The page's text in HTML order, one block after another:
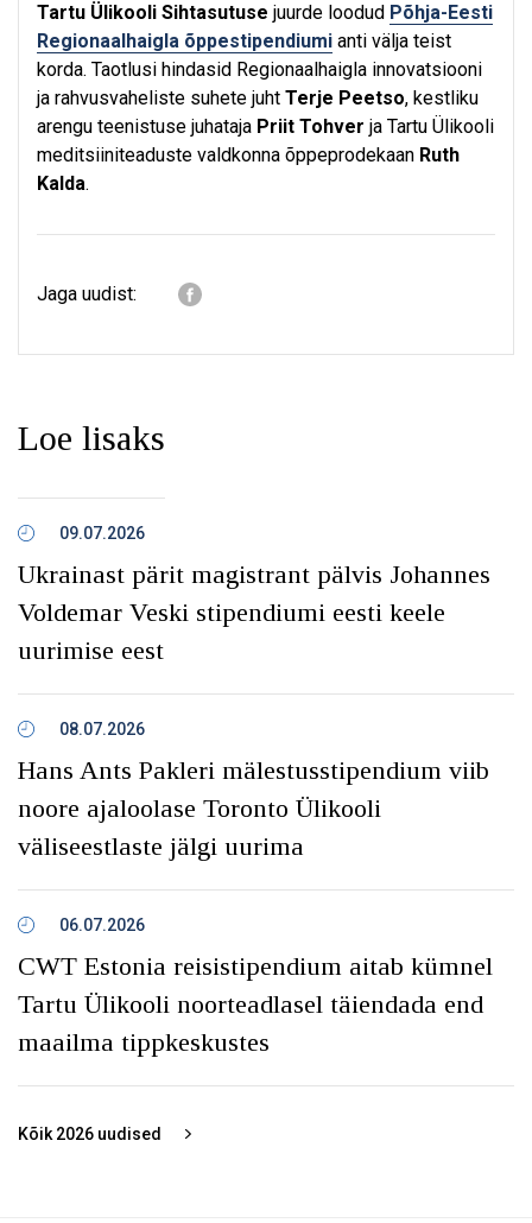
Tartu Ülikooli Sihtasutuse juurde loodud Põhja-Eesti
Regionaalhaigla õppestipendiumi anti välja teist
korda. Taotlusi hindasid Regionaalhaigla innovatsiooni
ja rahvusvaheliste suhete juht Terje Peetso, kestliku
arengu teenistuse juhataja Priit Tohver ja Tartu Ülikooli
meditsiiniteaduste valdkonna õppeprodekaan Ruth
Kalda.
Jaga uudist:
Loe lisaks
09.07.2026
Ukrainast pärit magistrant pälvis Johannes
Voldemar Veski stipendiumi eesti keele
uurimise eest
08.07.2026
Hans Ants Pakleri mälestusstipendium viib
noore ajaloolase Toronto Ülikooli
väliseestlaste jälgi uurima
06.07.2026
CWT Estonia reisistipendium aitab kümnel
Tartu Ülikooli noorteadlasel täiendada end
maailma tippkeskustes
Kõik 2026 uudised